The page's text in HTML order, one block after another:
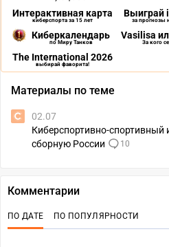
Интерактивная карта
киберспорта за 15 лет
Выиграй
за прогнозы
Киберкалендарь
по Миру Танков
Vasilisa
За кого
The International 2026
выбирай фаворита!
Материалы по теме
02.07
Киберспортивно-спортивный
сборную России
10
Комментарии
ПО ДАТЕ ПО ПОПУЛЯРНОСТИ